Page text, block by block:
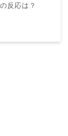
反応は？